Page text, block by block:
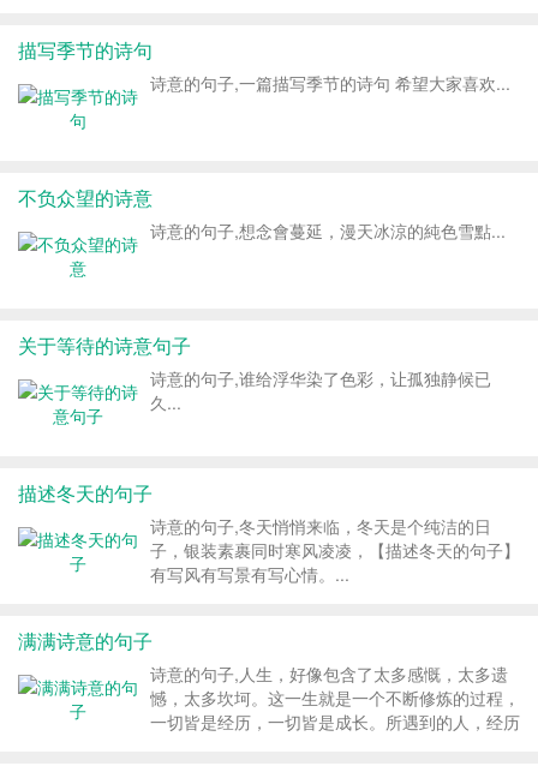
轻扬。重温旧梦，故人已去。 7、染...
描写季节的诗句
诗意的句子,一篇描写季节的诗句 希望大家喜欢...
不负众望的诗意
诗意的句子,想念會蔓延，漫天冰涼的純色雪點...
关于等待的诗意句子
诗意的句子,谁给浮华染了色彩，让孤独静候已
久...
描述冬天的句子
诗意的句子,冬天悄悄来临，冬天是个纯洁的日
子，银装素裹同时寒风凌凌，【描述冬天的句子】
有写风有写景有写心情。...
满满诗意的句子
诗意的句子,人生，好像包含了太多感慨，太多遗
憾，太多坎坷。这一生就是一个不断修炼的过程，
一切皆是经历，一切皆是成长。所遇到的人，经历